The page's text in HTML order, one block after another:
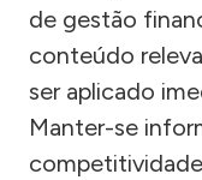
de gestão
conteúdo
ser aplicado
Manter-se